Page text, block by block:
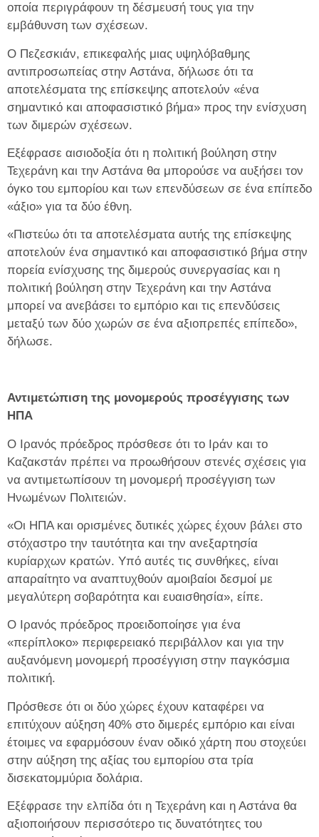
οποία περιγράφουν τη δέσμευσή τους για την
εμβάθυνση των σχέσεων.
Ο Πεζεσκιάν, επικεφαλής μιας υψηλόβαθμης
αντιπροσωπείας στην Αστάνα, δήλωσε ότι τα
αποτελέσματα της επίσκεψης αποτελούν «ένα
σημαντικό και αποφασιστικό βήμα» προς την ενίσχυση
των διμερών σχέσεων.
Εξέφρασε αισιοδοξία ότι η πολιτική βούληση στην
Τεχεράνη και την Αστάνα θα μπορούσε να αυξήσει τον
όγκο του εμπορίου και των επενδύσεων σε ένα επίπεδο
«άξιο» για τα δύο έθνη.
«Πιστεύω ότι τα αποτελέσματα αυτής της επίσκεψης
αποτελούν ένα σημαντικό και αποφασιστικό βήμα στην
πορεία ενίσχυσης της διμερούς συνεργασίας και η
πολιτική βούληση στην Τεχεράνη και την Αστάνα
μπορεί να ανεβάσει το εμπόριο και τις επενδύσεις
μεταξύ των δύο χωρών σε ένα αξιοπρεπές επίπεδο»,
δήλωσε.
Αντιμετώπιση της μονομερούς προσέγγισης των
ΗΠΑ
Ο Ιρανός πρόεδρος πρόσθεσε ότι το Ιράν και το
Καζακστάν πρέπει να προωθήσουν στενές σχέσεις για
να αντιμετωπίσουν τη μονομερή προσέγγιση των
Ηνωμένων Πολιτειών.
«Οι ΗΠΑ και ορισμένες δυτικές χώρες έχουν βάλει στο
στόχαστρο την ταυτότητα και την ανεξαρτησία
κυρίαρχων κρατών. Υπό αυτές τις συνθήκες, είναι
απαραίτητο να αναπτυχθούν αμοιβαίοι δεσμοί με
μεγαλύτερη σοβαρότητα και ευαισθησία», είπε.
Ο Ιρανός πρόεδρος προειδοποίησε για ένα
«περίπλοκο» περιφερειακό περιβάλλον και για την
αυξανόμενη μονομερή προσέγγιση στην παγκόσμια
πολιτική.
Πρόσθεσε ότι οι δύο χώρες έχουν καταφέρει να
επιτύχουν αύξηση 40% στο διμερές εμπόριο και είναι
έτοιμες να εφαρμόσουν έναν οδικό χάρτη που στοχεύει
στην αύξηση της αξίας του εμπορίου στα τρία
δισεκατομμύρια δολάρια.
Εξέφρασε την ελπίδα ότι η Τεχεράνη και η Αστάνα θα
αξιοποιήσουν περισσότερο τις δυνατότητες του